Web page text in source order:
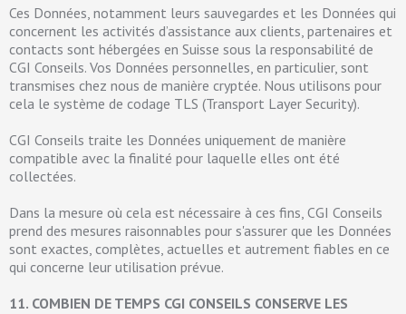
Ces Données, notamment leurs sauvegardes et les Données qui
concernent les activités d’assistance aux clients, partenaires et
contacts sont hébergées en Suisse sous la responsabilité de
CGI Conseils. Vos Données personnelles, en particulier, sont
transmises chez nous de manière cryptée. Nous utilisons pour
cela le système de codage TLS (Transport Layer Security).
CGI Conseils traite les Données uniquement de manière
compatible avec la finalité pour laquelle elles ont été
collectées.
Dans la mesure où cela est nécessaire à ces fins, CGI Conseils
prend des mesures raisonnables pour s'assurer que les Données
sont exactes, complètes, actuelles et autrement fiables en ce
qui concerne leur utilisation prévue.
11. COMBIEN DE TEMPS CGI CONSEILS CONSERVE LES